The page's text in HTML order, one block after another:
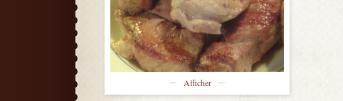
Afficher